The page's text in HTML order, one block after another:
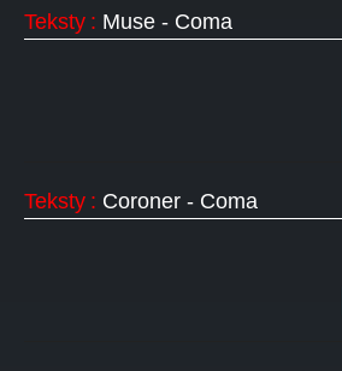
Teksty : Muse - Coma
Teksty : Coroner - Coma